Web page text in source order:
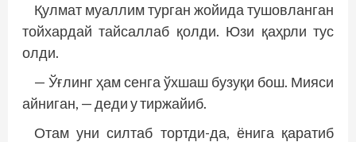
Қулмат муаллим турган жойида тушовланган
тойхардай тайсаллаб қолди. Юзи қаҳрли тус
олди.
— Ўғлинг ҳам сенга ўхшаш бузуқи бош. Мияси
айниган, — деди у тиржайиб.
Отам уни силтаб тортди-да, ёнига қаратиб